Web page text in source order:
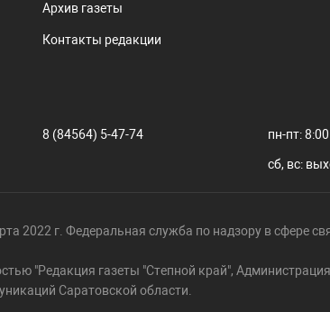
Архив газеты
Контакты редакции
8 (84564) 5-47-74 пн-пт:
сб, вс:
2022 г. Федеральная служба по надзору в сфере
"Редакция газеты "Степной край",
Саратовской области.